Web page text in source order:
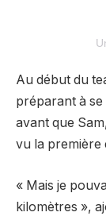
Au début du
préparant à
avant que
vu la première
« Mais je
kilomètres »,